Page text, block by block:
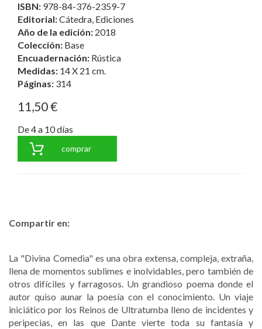
ISBN: 978-84-376-2359-7
Editorial:Cátedra, Ediciones
Año de la edición: 2018
Colección: Base
Encuadernación: Rústica
Medidas: 14 X 21 cm.
Páginas: 314
11,50 €
De 4 a 10 días
comprar
Compartir en:
La "Divina Comedia" es una obra extensa, compleja, extraña,
llena de momentos sublimes e inolvidables, pero también de
otros difíciles y farragosos. Un grandioso poema donde el
autor quiso aunar la poesía con el conocimiento. Un viaje
iniciático por los Reinos de Ultratumba lleno de incidentes y
peripecias, en las que Dante vierte toda su fantasía y